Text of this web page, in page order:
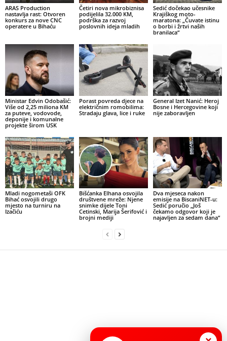
ARAS Production
nastavlja rast: Otvoren
konkurs za nove CNC
operatere u Bihaću
Četiri nova mikrobiznisa
podijelila 32.000 KM,
podrška za razvoj
poslovnih ideja mladih
Sedić dočekao učesnike
Krajiškog moto-
maratona: „Čuvate istinu
o borbi i žrtvi naših
branilaca“
Ministar Edvin Odobašić:
Više od 2,25 miliona KM
za puteve, vodovode,
deponije i komunalne
projekte širom USK
Porast povreda djece na
električnim romobilima:
Stradaju glava, lice i ruke
General Izet Nanić: Heroj
Bosne i Hercegovine koji
nije zaboravljen
Mladi nogometaši OFK
Bihać osvojili drugo
mjesto na turniru na
Izačiću
Bišćanka Elhana osvojila
društvene mreže: Njene
snimke dijele Toni
Cetinski, Marija Šerifović i
brojni mediji
Dva mjeseca nakon
emisije na BiscaniNET-u:
Sedić poručio „Još
čekamo odgovor koji je
najavljen za sedam dana“